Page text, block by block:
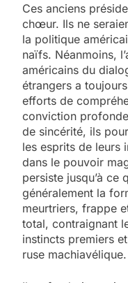
Ces anciens
chœur. Ils ne
la politique
naïfs. Néanmoins,
américains du
étrangers a
efforts de
conviction profonde
de sincérité, ils
les esprits de leurs
dans le pouvoir
persiste jusqu’à ce
généralement la
meurtriers, frappe
total, contraignant
instincts premiers
ruse machiavélique.